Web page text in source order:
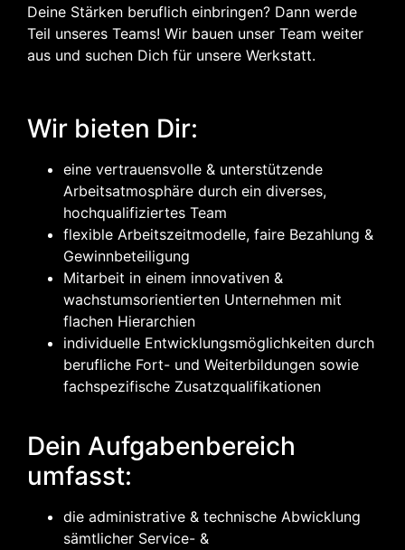
Deine Stärken beruflich einbringen? Dann werde
Teil unseres Teams! Wir bauen unser Team weiter
aus und suchen Dich für unsere Werkstatt.
Wir bieten Dir:
eine vertrauensvolle & unterstützende
Arbeitsatmosphäre durch ein diverses,
hochqualifiziertes Team
flexible Arbeitszeitmodelle, faire Bezahlung &
Gewinnbeteiligung
Mitarbeit in einem innovativen &
wachstumsorientierten Unternehmen mit
flachen Hierarchien
individuelle Entwicklungsmöglichkeiten durch
berufliche Fort- und Weiterbildungen sowie
fachspezifische Zusatzqualifikationen
Dein Aufgabenbereich
umfasst:
die administrative & technische Abwicklung
sämtlicher Service- &